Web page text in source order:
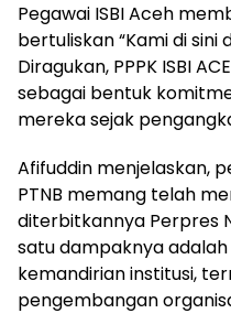
Pegawai ISBI Aceh
bertuliskan “Kami di sini
Diragukan, PPPK ISBI
sebagai bentuk
mereka sejak
Afifuddin menjelaskan,
PTNB memang telah
diterbitkannya Perpres
satu dampaknya
kemandirian institusi,
pengembangan